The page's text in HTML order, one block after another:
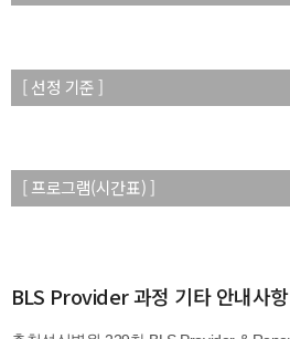
[ 선정 기준 ]
[ 프로그램(시간표) ]
BLS Provider 과정 기타 안내사항